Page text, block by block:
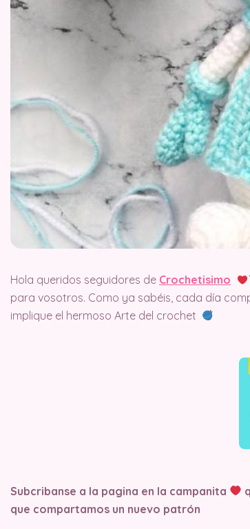
Hola queridos seguidores de Crochetisimo
para vosotros. Como ya sabéis, cada día
implique el hermoso Arte del crochet
Subcribanse a la pagina en la campanita
que compartamos un nuevo patrón